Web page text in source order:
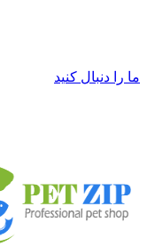
ما را دنبال کنید